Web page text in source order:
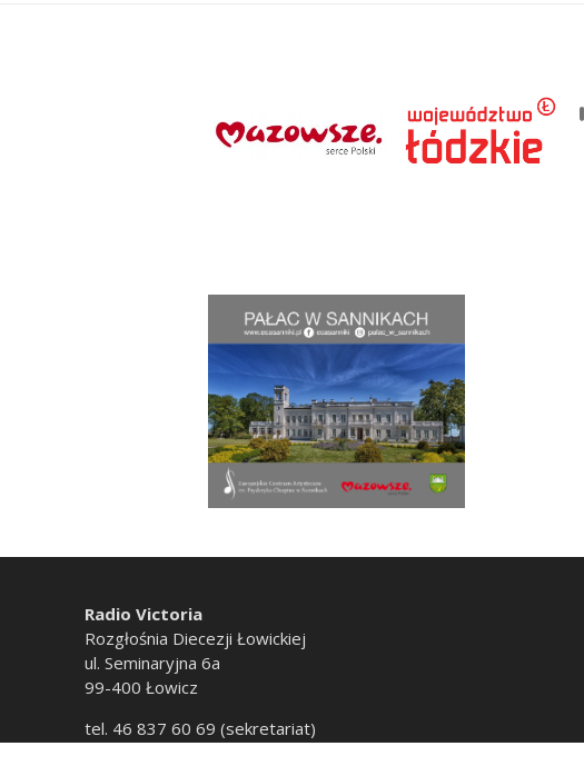
Radio Victoria
Rozgłośnia Diecezji Łowickiej
ul. Seminaryjna 6a
99-400 Łowicz
tel. 46 837 60 69 (sekretariat)